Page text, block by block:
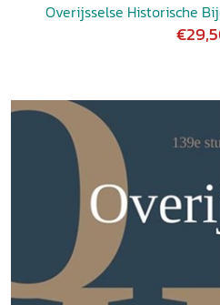
Overijsselse Historische